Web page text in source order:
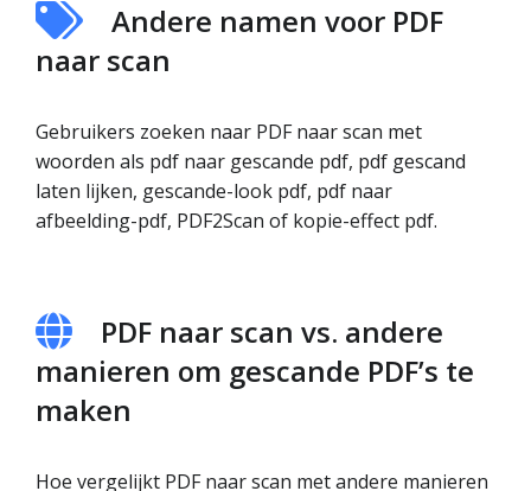
Andere namen voor PDF
naar scan
Gebruikers zoeken naar PDF naar scan met
woorden als pdf naar gescande pdf, pdf gescand
laten lijken, gescande-look pdf, pdf naar
afbeelding-pdf, PDF2Scan of kopie-effect pdf.
PDF naar scan vs. andere
manieren om gescande PDF’s te
maken
Hoe vergelijkt PDF naar scan met andere manieren